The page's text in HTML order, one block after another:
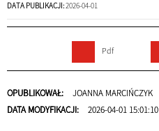
DATA PUBLIKACJI:2026-04-01
Pdf
OPUBLIKOWAŁ:
JOANNA MARCIŃCZYK
DATA MODYFIKACJI:
2026-04-01 15:01:10